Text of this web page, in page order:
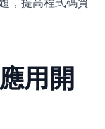
用開